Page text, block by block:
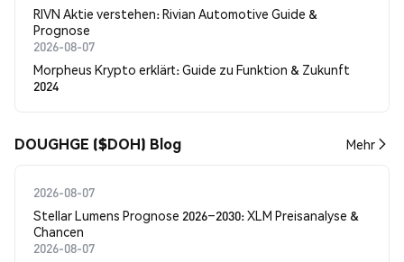
RIVN Aktie verstehen: Rivian Automotive Guide &
Prognose
2026-08-07
Morpheus Krypto erklärt: Guide zu Funktion & Zukunft
2024
DOUGHGE ($DOH) Blog Mehr
2026-08-07
Stellar Lumens Prognose 2026–2030: XLM Preisanalyse &
Chancen
2026-08-07